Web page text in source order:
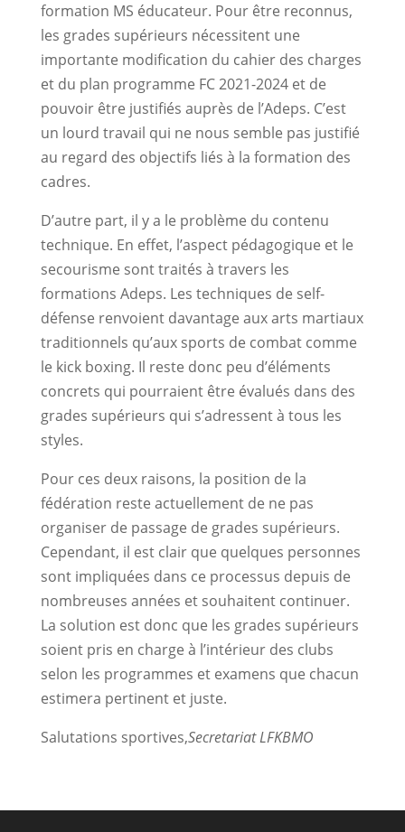
formation MS éducateur. Pour être reconnus,
les grades supérieurs nécessitent une
importante modification du cahier des charges
et du plan programme FC 2021-2024 et de
pouvoir être justifiés auprès de l’Adeps. C’est
un lourd travail qui ne nous semble pas justifié
au regard des objectifs liés à la formation des
cadres.
D’autre part, il y a le problème du contenu
technique. En effet, l’aspect pédagogique et le
secourisme sont traités à travers les
formations Adeps. Les techniques de self-
défense renvoient davantage aux arts martiaux
traditionnels qu’aux sports de combat comme
le kick boxing. Il reste donc peu d’éléments
concrets qui pourraient être évalués dans des
grades supérieurs qui s’adressent à tous les
styles.
Pour ces deux raisons, la position de la
fédération reste actuellement de ne pas
organiser de passage de grades supérieurs.
Cependant, il est clair que quelques personnes
sont impliquées dans ce processus depuis de
nombreuses années et souhaitent continuer.
La solution est donc que les grades supérieurs
soient pris en charge à l’intérieur des clubs
selon les programmes et examens que chacun
estimera pertinent et juste.
Salutations sportives,Secretariat LFKBMO